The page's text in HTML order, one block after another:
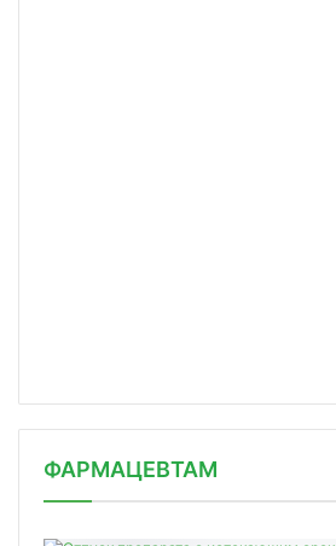
ФАРМАЦЕВТАМ